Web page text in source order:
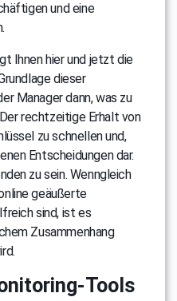
und eine
Ihnen hier und jetzt die
dieser
Manager dann, was zu
rechtzeitige Erhalt von
zu schnellen und,
Entscheidungen dar.
zu sein. Wenngleich
geäußerte
sind, ist es
Zusammenhang
Tools